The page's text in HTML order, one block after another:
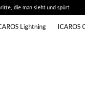
die man sieht und spürt.
Lightning ICAROS